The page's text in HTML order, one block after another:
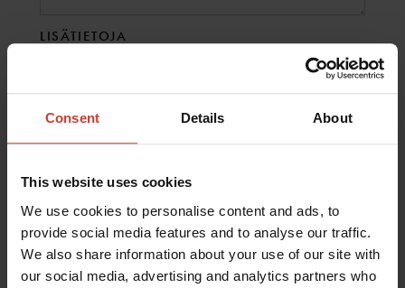
Consent Details About
This website uses cookies
We use cookies to personalise content and ads, to
provide social media features and to analyse our traffic.
We also share information about your use of our site with
our social media, advertising and analytics partners who
LISÄTIETOJA
muita tarpeita, kuvaile ne tähän.
SUOSTUMUS
Hyväksyn, että Ursuit käsittelee antamiani
tietoja vastatakseen tähän tarjouspyyntöön.